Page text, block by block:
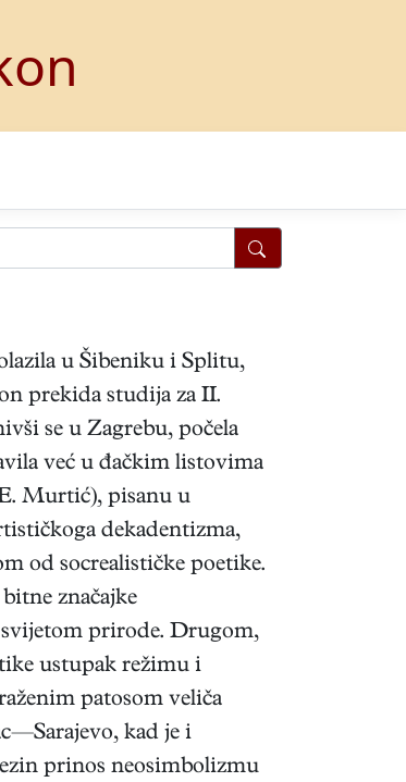
u Šibeniku i Splitu,
prekida studija za II.
se u Zagrebu, počela
već u đačkim listovima
Murtić), pisanu u
dekadentizma,
od socrealističke poetike.
značajke
prirode. Drugom,
ustupak režimu i
patosom veliča
kad je i
prinos neosimbolizmu